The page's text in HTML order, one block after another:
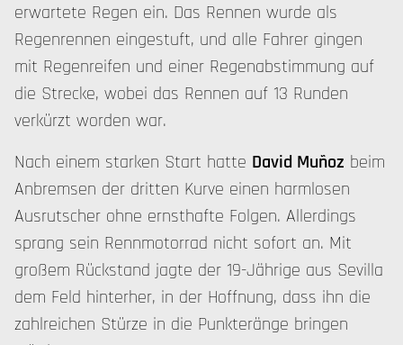
erwartete Regen ein. Das Rennen wurde als
Regenrennen eingestuft, und alle Fahrer gingen
mit Regenreifen und einer Regenabstimmung auf
die Strecke, wobei das Rennen auf 13 Runden
verkürzt worden war.
Nach einem starken Start hatte David Muñoz beim
Anbremsen der dritten Kurve einen harmlosen
Ausrutscher ohne ernsthafte Folgen. Allerdings
sprang sein Rennmotorrad nicht sofort an. Mit
großem Rückstand jagte der 19-Jährige aus Sevilla
dem Feld hinterher, in der Hoffnung, dass ihn die
zahlreichen Stürze in die Punkteränge bringen